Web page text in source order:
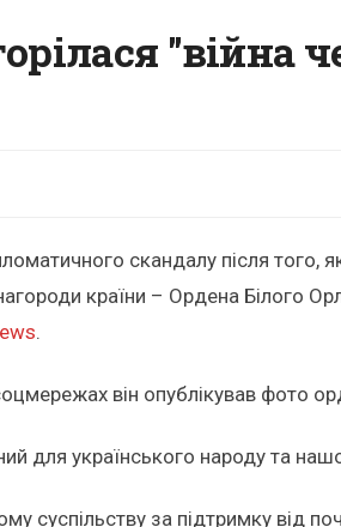
"війна
скандалу після
країни – Ордена Білого
.
він опублікував фото
для українського народу та
суспільству за підтримку від